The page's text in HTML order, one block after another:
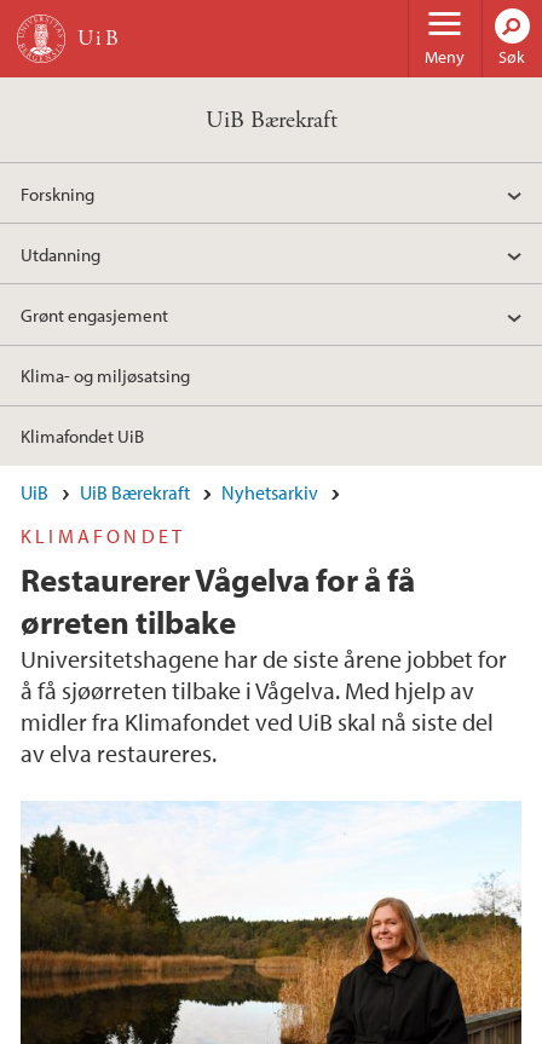
Hopp til hovedinnhold
Meny Søk
UiB Bærekraft
Forskning
Utdanning
Grønt engasjement
Klima- og miljøsatsing
Klimafondet UiB
UiB UiB Bærekraft
Nyhetsarkiv
KLIMAFONDET
Restaurerer Vågelva for å få
ørreten tilbake
Universitetshagene har de siste årene jobbet for
å få sjøørreten tilbake i Vågelva. Med hjelp av
midler fra Klimafondet ved UiB skal nå siste del
av elva restaureres.